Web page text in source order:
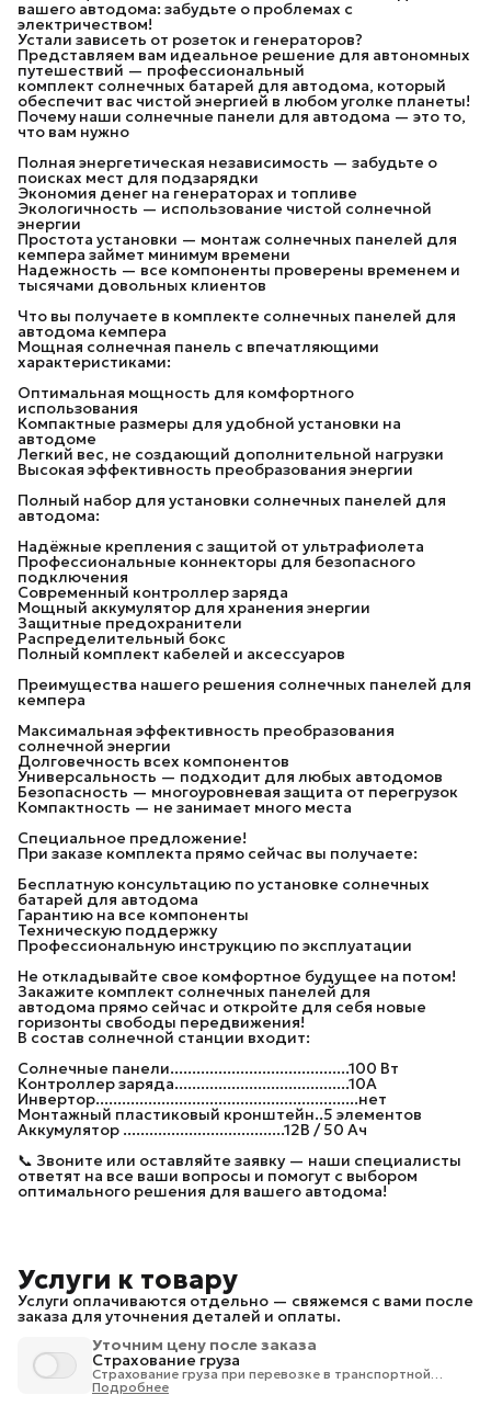
вашего автодома: забудьте о проблемах с
электричеством!
Устали зависеть от розеток и генераторов?
Представляем вам идеальное решение для автономных
путешествий — профессиональный
комплект солнечных батарей для автодома, который
обеспечит вас чистой энергией в любом уголке планеты!
Почему наши солнечные панели для автодома — это то,
что вам нужно
Полная энергетическая независимость — забудьте о
поисках мест для подзарядки
Экономия денег на генераторах и топливе
Экологичность — использование чистой солнечной
энергии
Простота установки — монтаж солнечных панелей для
кемпера займет минимум времени
Надежность — все компоненты проверены временем и
тысячами довольных клиентов
Что вы получаете в комплекте солнечных панелей для
автодома кемпера
Мощная солнечная панель с впечатляющими
характеристиками:
Оптимальная мощность для комфортного
использования
Компактные размеры для удобной установки на
автодоме
Легкий вес, не создающий дополнительной нагрузки
Высокая эффективность преобразования энергии
Полный набор для установки солнечных панелей для
автодома:
Надёжные крепления с защитой от ультрафиолета
Профессиональные коннекторы для безопасного
подключения
Современный контроллер заряда
Мощный аккумулятор для хранения энергии
Защитные предохранители
Распределительный бокс
Полный комплект кабелей и аксессуаров
Преимущества нашего решения солнечных панелей для
кемпера
Максимальная эффективность преобразования
солнечной энергии
Долговечность всех компонентов
Универсальность — подходит для любых автодомов
Безопасность — многоуровневая защита от перегрузок
Компактность — не занимает много места
Специальное предложение!
При заказе комплекта прямо сейчас вы получаете:
Бесплатную консультацию по установке солнечных
батарей для автодома
Гарантию на все компоненты
Техническую поддержку
Профессиональную инструкцию по эксплуатации
Не откладывайте свое комфортное будущее на потом!
Закажите комплект солнечных панелей для
автодома прямо сейчас и откройте для себя новые
горизонты свободы передвижения!
В состав солнечной станции входит:
Солнечные панели.........................................100 Вт
Контроллер заряда........................................10А
Инвертор............................................................нет
Монтажный пластиковый кронштейн..5 элементов
Аккумулятор .....................................12В / 50 Ач
📞 Звоните или оставляйте заявку — наши специалисты
ответят на все ваши вопросы и помогут с выбором
оптимального решения для вашего автодома!
Услуги к товару
Услуги оплачиваются отдельно — свяжемся с вами после
заказа для уточнения деталей и оплаты.
Уточним цену после заказа
Страхование груза
Страхование груза при перевозке в транспортной
компании 1% от стоимости груза.
Подробнее